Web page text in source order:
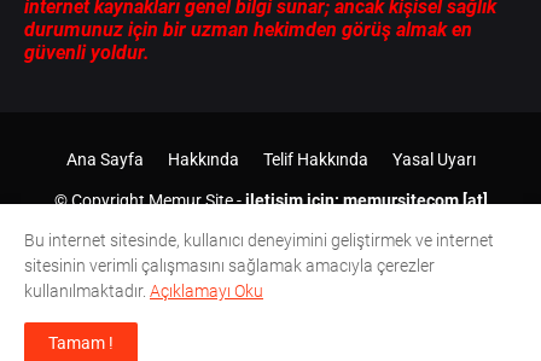
internet kaynakları genel bilgi sunar; ancak kişisel sağlık
durumunuz için bir uzman hekimden görüş almak en
güvenli yoldur.
© CopyrightMemur Site-iletişim için: memursitecom [at]
Ana Sayfa Hakkında Telif Hakkında Yasal Uyarı
Bu internet sitesinde, kullanıcı deneyimini geliştirmek ve internet
sitesinin verimli çalışmasını sağlamak amacıyla çerezler
kullanılmaktadır. Açıklamayı Oku
Tamam !